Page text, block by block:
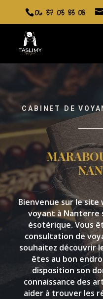
06 37 03 83 08
CABINET DE
Bienvenue sur le site
voyant à Nanterre
ésotérique. Vous
consultation de
souhaitez découvrir
êtes au bon
disposition son
connaissance des
aider à trouver les